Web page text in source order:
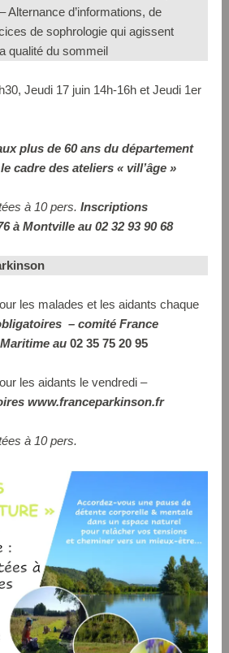
– Alternance d’informations, de
de sophrologie qui agissent
qualité du sommeil
Jeudi 17 juin 14h-16h et Jeudi 1er
plus de 60 ans du département
cadre des ateliers « vill’âge »
à 10 pers. Inscriptions
à Montville au 02 32 93 90 68
les malades et les aidants chaque
– comité France
au02 35 75 20 95
les aidants le vendredi –
www.franceparkinson.fr
à 10 pers.